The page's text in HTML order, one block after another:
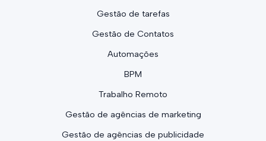
Gestão de tarefas
Gestão de Contatos
Automações
BPM
Trabalho Remoto
Gestão de agências de marketing
Gestão de agências de publicidade